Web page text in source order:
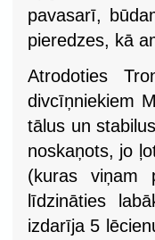
pavasarī,
pieredzes, kā
Atrodoties
divcīņniekiem
tālus un
noskaņots, jo
(kuras viņam
līdzināties
izdarīja 5